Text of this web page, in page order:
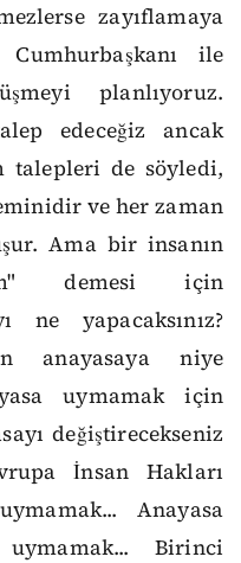
zayıflamaya
ile
planlıyoruz.
edeceğiz ancak
talepleri de söyledi,
ve her zaman
Ama bir insanın
demesi için
ne yapacaksınız?
anayasaya niye
uymamak için
değiştirecekseniz
İnsan Hakları
Anayasa
Birinci